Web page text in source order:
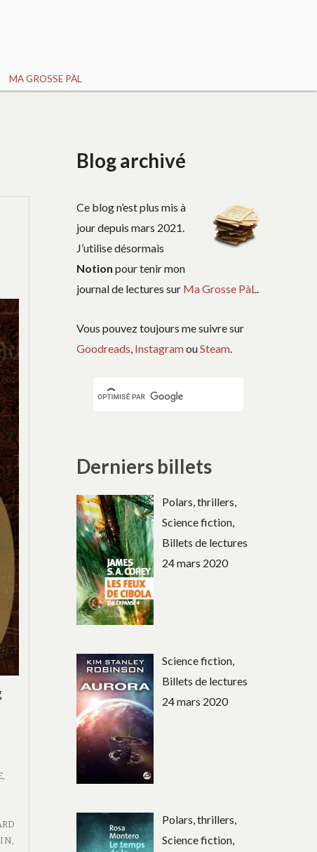
MA GROSSE PÀL
,
,
Blog archivé
Ce blog n’est plus mis à
jour depuis mars 2021.
J’utilise désormais
Notion pour tenir mon
journal de lectures sur Ma Grosse PàL.
Vous pouvez toujours me suivre sur
Goodreads, InstagramouSteam.
Derniers billets
Polars, thrillers,
Science fiction,
Billets de lectures
24 mars 2020
Science fiction,
Billets de lectures
24 mars 2020
Polars, thrillers,
Science fiction,